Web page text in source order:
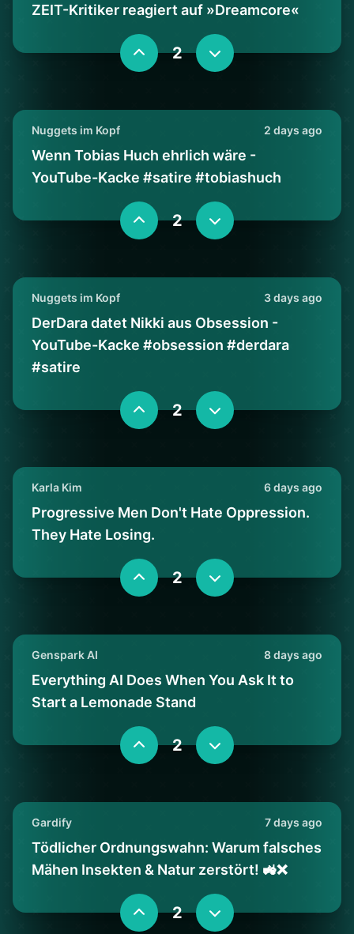
ZEIT-Kritiker reagiert auf »Dreamcore«
2
Nuggets im Kopf 2 days ago
Wenn Tobias Huch ehrlich wäre -
YouTube-Kacke #satire #tobiashuch
2
Nuggets im Kopf 3 days ago
DerDara datet Nikki aus Obsession -
YouTube-Kacke #obsession #derdara
#satire
2
Karla Kim 6 days ago
Progressive Men Don't Hate Oppression.
They Hate Losing.
2
Genspark AI 8 days ago
Everything AI Does When You Ask It to
Start a Lemonade Stand
2
Gardify 7 days ago
Tödlicher Ordnungswahn: Warum falsches
Mähen Insekten & Natur zerstört! 🚜❌
2